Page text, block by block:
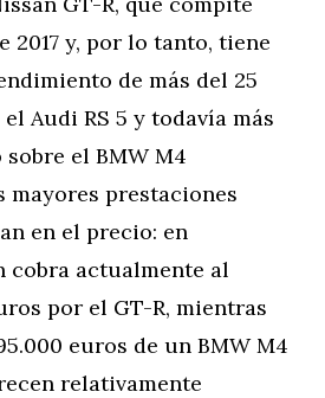
2017 y, por lo tanto, tiene
de más del 25
Audi RS 5 y todavía más
el BMW M4
mayores prestaciones
en el precio: en
cobra actualmente al
por el GT-R, mientras
euros de un BMW M4
relativamente